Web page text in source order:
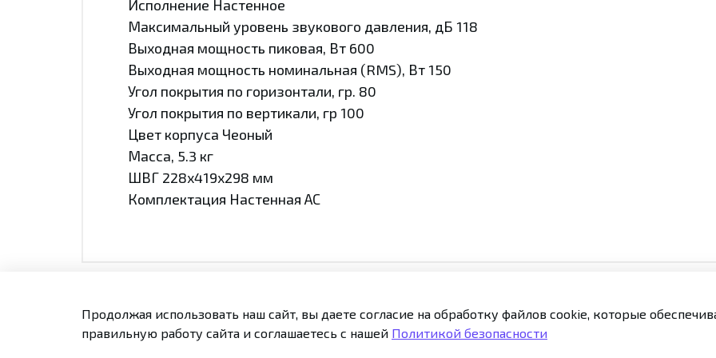
Исполнение Настенное
Максимальный уровень звукового давления, дБ 118
Выходная мощность пиковая, Вт 600
Выходная мощность номинальная (RMS), Вт 150
Угол покрытия по горизонтали, гр. 80
Угол покрытия по вертикали, гр 100
Цвет корпуса Чеоный
Масса, 5.3 кг
ШВГ 228х419х298 мм
Комплектация Настенная АС
Оплата и доставка Контакты Публичная оферта Политика
Продолжая использовать наш сайт, вы даете согласие на обработку файлов cookie, которые
правильную работу сайта и соглашаетесь с нашей Политикой безопасности